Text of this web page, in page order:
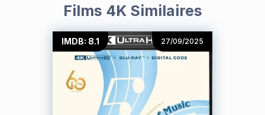
Films 4K Similaires
IMDB: 8.1 27/09/2025